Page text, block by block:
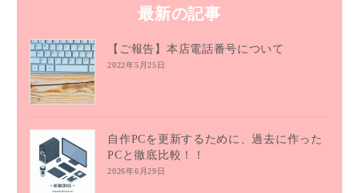
最新の記事
【ご報告】本店電話番号について
2022年5月25日
自作PCを更新するために、過去に作った
PCと徹底比較！！
2026年6月29日